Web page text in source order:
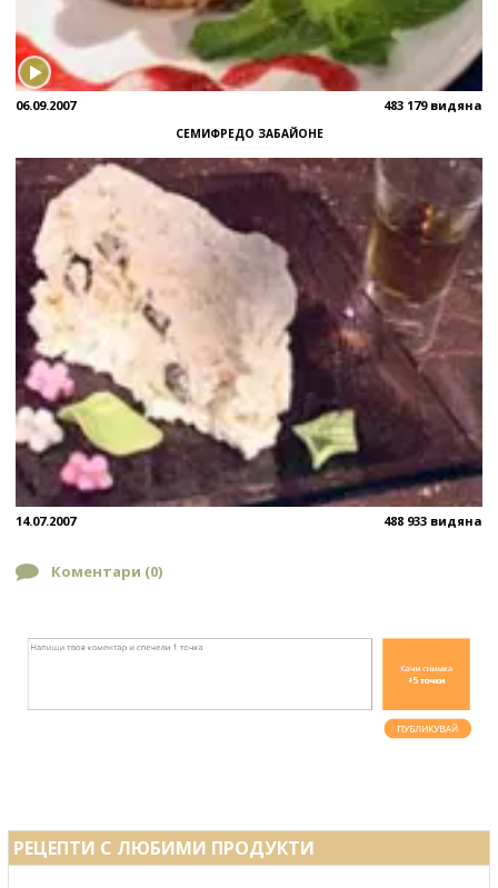
06.09.2007 483 179 видяна
СЕМИФРЕДО ЗАБАЙОНЕ
14.07.2007 488 933 видяна
Коментари (0)
РЕЦЕПТИ С ЛЮБИМИ ПРОДУКТИ